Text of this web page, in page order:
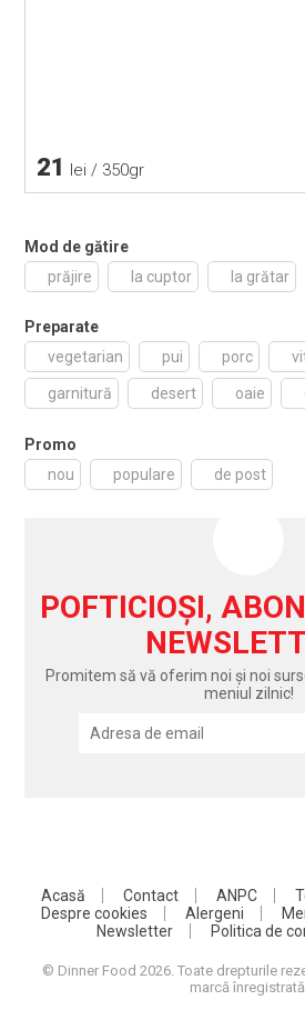
21 lei / 350gr
Mod de gătire
prăjire
la cuptor la grătar
Preparate
vegetarian
pui porc
garnitură desert oaie
Promo
nou
populare de post
POFTICIOȘI,
Promitem să vă oferim noi și noi
meniul zilnic!
Acasă Contact ANPC
Despre cookies
Alergeni
Newsletter
Politica de
© Dinner Food 2026. Toate drepturile
marcă înregistrată.